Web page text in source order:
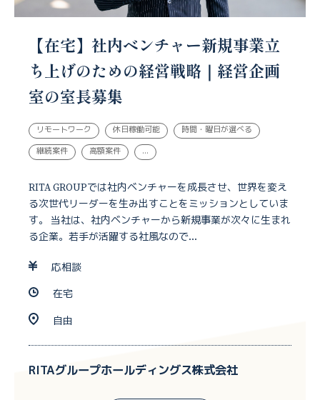
【在宅】社内ベンチャー新規事業立
ち上げのための経営戦略｜経営企画
室の室長募集
リモートワーク 休日稼働可能 時間・曜日が選べる
継続案件 高額案件 ...
RITA GROUPでは社内ベンチャーを成長させ、世界を変え
る次世代リーダーを生み出すことをミッションとしていま
す。 当社は、社内ベンチャーから新規事業が次々に生まれ
る企業。若手が活躍する社風なので...
応相談
在宅
自由
RITAグループホールディングス株式会社